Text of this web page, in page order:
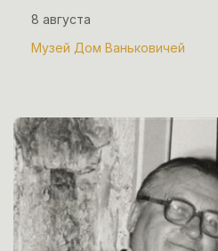
8 августа
Музей Дом Ваньковичей